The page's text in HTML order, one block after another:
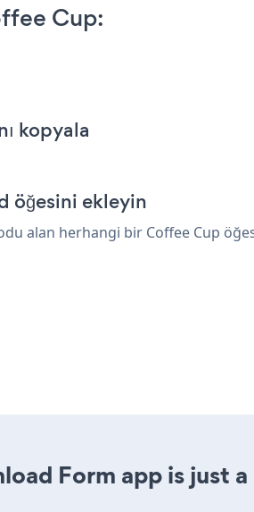
Cup:
kopyala
öğesini ekleyin
alan herhangi bir Coffee Cup
Form app is just